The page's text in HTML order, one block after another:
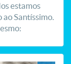
estamos
Santíssimo.